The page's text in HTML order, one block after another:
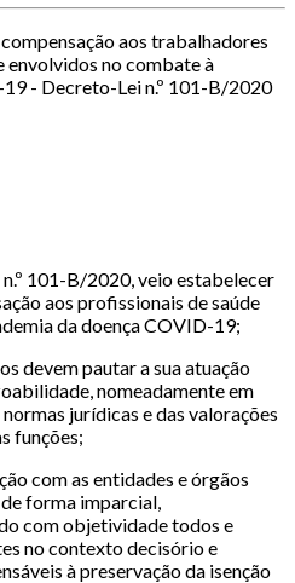
aos trabalhadores
envolvidos no combate à
- Decreto-Lei n.º 101-B/2020
101-B/2020, veio estabelecer
aos profissionais de saúde
da doença COVID-19;
devem pautar a sua atuação
nomeadamente em
jurídicas e das valorações
funções;
com as entidades e órgãos
forma imparcial,
com objetividade todos e
no contexto decisório e
à preservação da isenção